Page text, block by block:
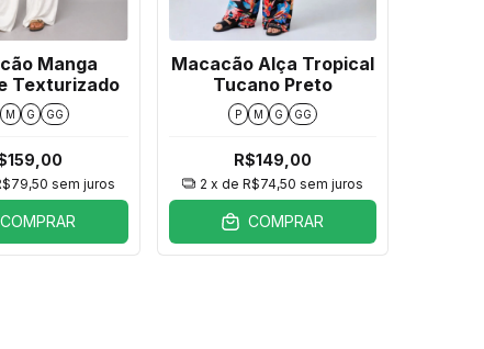
Manga
Texturizado
M G GG
sem juros
COMPRAR
Macacão Alça Tropical
Tucano Preto
P M G GG
R$149,00
2 x de R$74,50 sem juros
COMPRAR